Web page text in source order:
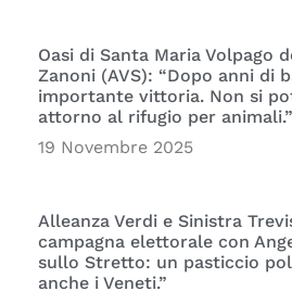
Oasi di Santa Maria Volpago
Zanoni (AVS): “Dopo anni di
importante vittoria. Non si
attorno al rifugio per animali.”
19 Novembre 2025
Alleanza Verdi e Sinistra
campagna elettorale con
sullo Stretto: un pasticcio
anche i Veneti.”